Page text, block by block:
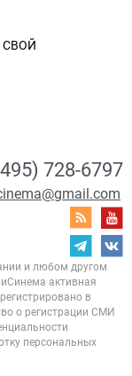
СВОЙ
728-6797
и любом другом
активная
в
о регистрации СМИ
персональных